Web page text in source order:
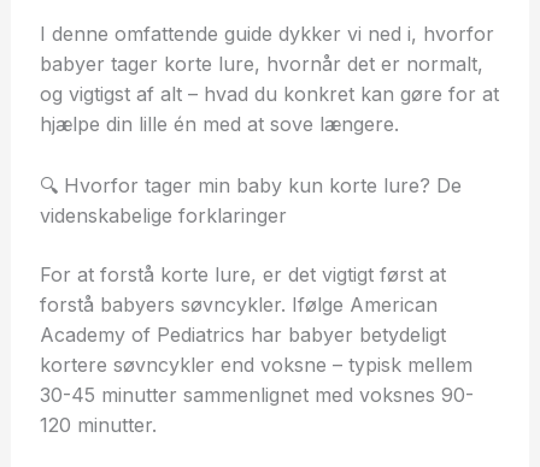
I denne omfattende guide dykker vi ned i, hvorfor
babyer tager korte lure, hvornår det er normalt,
og vigtigst af alt – hvad du konkret kan gøre for at
hjælpe din lille én med at sove længere.
🔍 Hvorfor tager min baby kun korte lure? De
videnskabelige forklaringer
For at forstå korte lure, er det vigtigt først at
forstå babyers søvncykler. Ifølge American
Academy of Pediatrics har babyer betydeligt
kortere søvncykler end voksne – typisk mellem
30-45 minutter sammenlignet med voksnes 90-
120 minutter.